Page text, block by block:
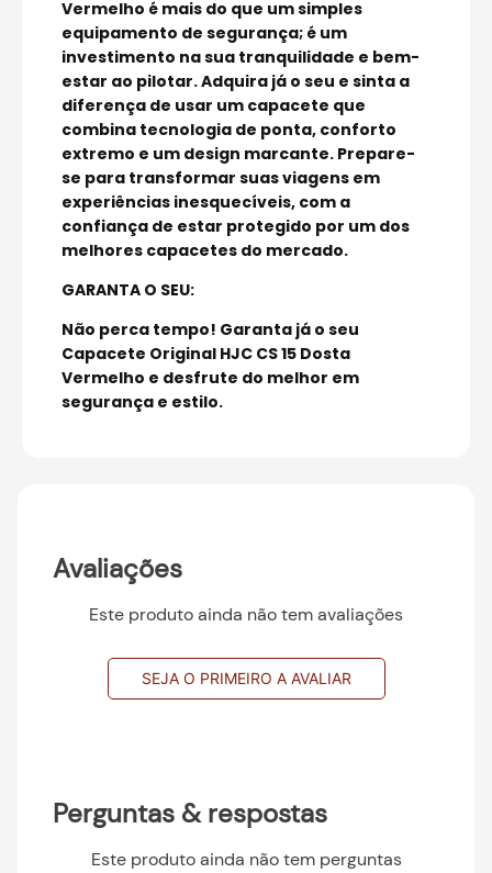
Vermelho é mais do que um simples
equipamento de segurança; é um
investimento na sua tranquilidade e bem-
estar ao pilotar. Adquira já o seu e sinta a
diferença de usar um capacete que
combina tecnologia de ponta, conforto
extremo e um design marcante. Prepare-
se para transformar suas viagens em
experiências inesquecíveis, com a
confiança de estar protegido por um dos
melhores capacetes do mercado.
GARANTA O SEU:
Não perca tempo! Garanta já o seu
Capacete Original HJC CS 15 Dosta
Vermelho e desfrute do melhor em
segurança e estilo.
Avaliações
Este produto ainda não tem avaliações
SEJA O PRIMEIRO A AVALIAR
Perguntas & respostas
Este produto ainda não tem perguntas